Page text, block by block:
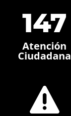
147
Atención
Ciudadana
